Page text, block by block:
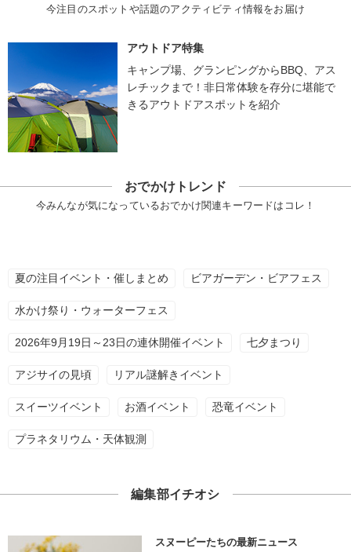
今注目のスポットや話題のアクティビティ情報をお届け
アウトドア特集
キャンプ場、グランピングからBBQ、アス
レチックまで！非日常体験を存分に堪能で
きるアウトドアスポットを紹介
おでかけトレンド
今みんなが気になっているおでかけ関連キーワードはコレ！
夏の注目イベント・催しまとめ ビアガーデン・ビアフェス
水かけ祭り・ウォーターフェス
2026年9月19日～23日の連休開催イベント 七夕まつり
アジサイの見頃 リアル謎解きイベント
スイーツイベント お酒イベント 恐竜イベント
プラネタリウム・天体観測
編集部イチオシ
スヌーピーたちの最新ニュース